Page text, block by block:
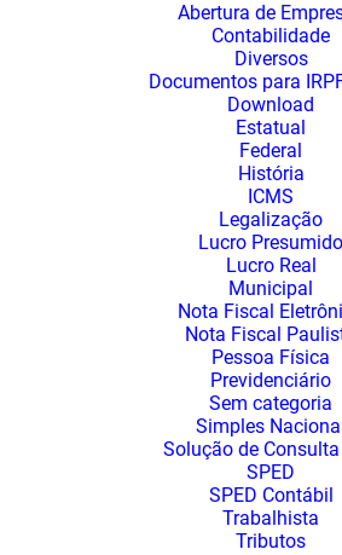
Abertura de
Contabilidade
Diversos
Documentos para
Download
Estatual
Federal
História
ICMS
Legalização
Lucro Presumido
Lucro Real
Municipal
Nota Fiscal
Nota Fiscal
Pessoa Física
Previdenciário
Sem categoria
Simples Nacional
Solução de Consulta
SPED
SPED Contábil
Trabalhista
Tributos